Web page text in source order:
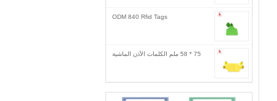
ODM 840 Rfid Tags
75 * 58 ملم الكلمات الأذن الماشية